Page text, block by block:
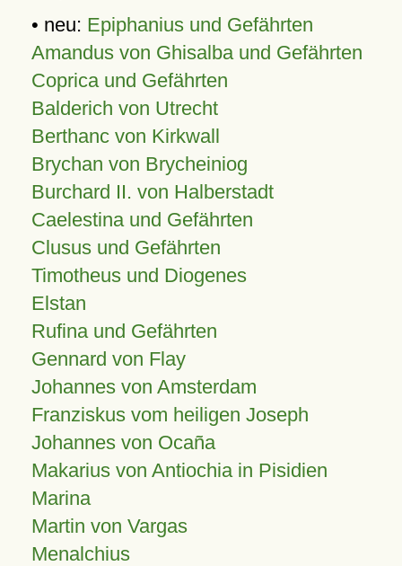
• neu: Epiphanius und Gefährten
Amandus von Ghisalba und Gefährten
Coprica und Gefährten
Balderich von Utrecht
Berthanc von Kirkwall
Brychan von Brycheiniog
Burchard II. von Halberstadt
Caelestina und Gefährten
Clusus und Gefährten
Timotheus und Diogenes
Elstan
Rufina und Gefährten
Gennard von Flay
Johannes von Amsterdam
Franziskus vom heiligen Joseph
Johannes von Ocaña
Makarius von Antiochia in Pisidien
Marina
Martin von Vargas
Menalchius